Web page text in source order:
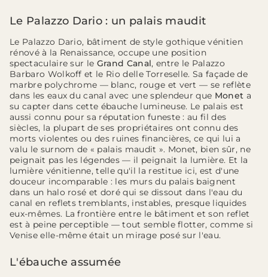
Le Palazzo Dario : un palais maudit
Le Palazzo Dario, bâtiment de style gothique vénitien
rénové à la Renaissance, occupe une position
spectaculaire sur le Grand Canal, entre le Palazzo
Barbaro Wolkoff et le Rio delle Torreselle. Sa façade de
marbre polychrome — blanc, rouge et vert — se reflète
dans les eaux du canal avec une splendeur que Monet a
su capter dans cette ébauche lumineuse. Le palais est
aussi connu pour sa réputation funeste : au fil des
siècles, la plupart de ses propriétaires ont connu des
morts violentes ou des ruines financières, ce qui lui a
valu le surnom de « palais maudit ». Monet, bien sûr, ne
peignait pas les légendes — il peignait la lumière. Et la
lumière vénitienne, telle qu'il la restitue ici, est d'une
douceur incomparable : les murs du palais baignent
dans un halo rosé et doré qui se dissout dans l'eau du
canal en reflets tremblants, instables, presque liquides
eux-mêmes. La frontière entre le bâtiment et son reflet
est à peine perceptible — tout semble flotter, comme si
Venise elle-même était un mirage posé sur l'eau.
L'ébauche assumée